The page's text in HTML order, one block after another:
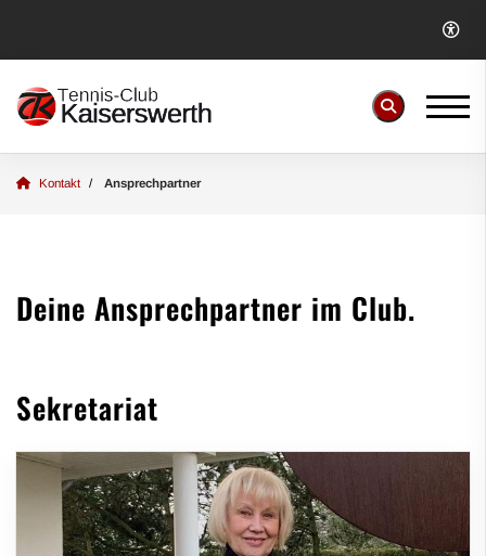
Kontakt Ansprechpartner
Deine Ansprechpartner im Club.
Sekretariat